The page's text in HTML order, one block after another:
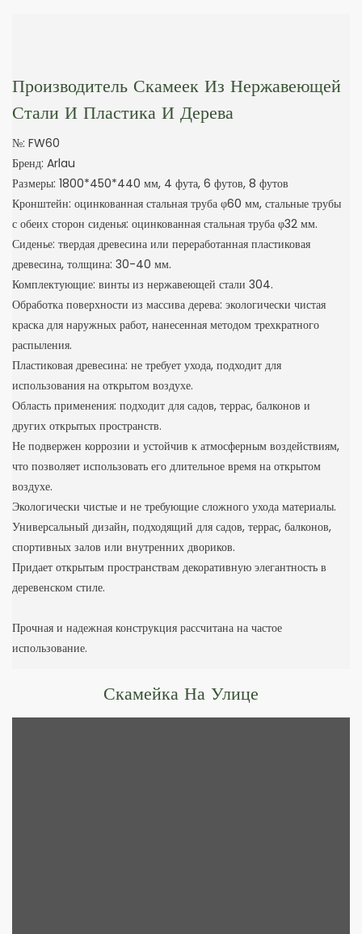
Производитель Скамеек Из Нержавеющей
Стали И Пластика И Дерева
№: FW60
Бренд: Arlau
Размеры: 1800*450*440 мм, 4 фута, 6 футов, 8 футов
Кронштейн: оцинкованная стальная труба φ60 мм, стальные трубы
с обеих сторон сиденья: оцинкованная стальная труба φ32 мм.
Сиденье: твердая древесина или переработанная пластиковая
древесина, толщина: 30-40 мм.
Комплектующие: винты из нержавеющей стали 304.
Обработка поверхности из массива дерева: экологически чистая
краска для наружных работ, нанесенная методом трехкратного
распыления.
Пластиковая древесина: не требует ухода, подходит для
использования на открытом воздухе.
Область применения: подходит для садов, террас, балконов и
других открытых пространств.
Не подвержен коррозии и устойчив к атмосферным воздействиям,
что позволяет использовать его длительное время на открытом
воздухе.
Экологически чистые и не требующие сложного ухода материалы.
Универсальный дизайн, подходящий для садов, террас, балконов,
спортивных залов или внутренних двориков.
Придает открытым пространствам декоративную элегантность в
деревенском стиле.
Прочная и надежная конструкция рассчитана на частое
использование.
Скамейка На Улице